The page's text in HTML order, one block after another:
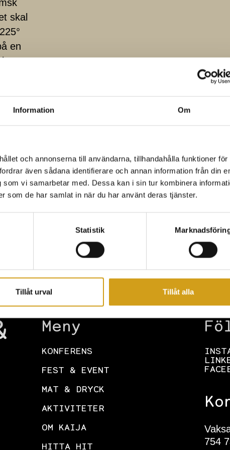
Information Om
och annonserna till användarna, tillhandahålla funktioner för
även sådana identifierare och annan information från din
vi samarbetar med. Dessa kan i sin tur kombinera
som de har samlat in när du har använt deras tjänster.
Statistik
Tillåt urval Tillåt alla
skal
en
och
stora.
klicka
Meny
KONFERENS
FEST & EVENT
MAT & DRYCK
AKTIVITETER
OM KAIJA
HITTA HIT
754